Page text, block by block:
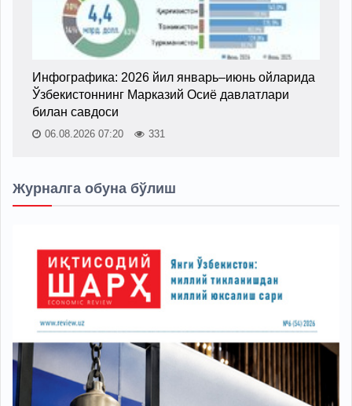
Инфографика: 2026 йил январь–июнь ойларида
Ўзбекистоннинг Марказий Осиё давлатлари
билан савдоси
06.08.2026 07:20 331
Журналга обуна бўлиш